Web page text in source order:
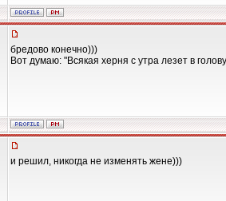
бредово конечно)))
Вот думаю: "Всякая херня с утра лезет в
и решил, никогда не изменять жене)))